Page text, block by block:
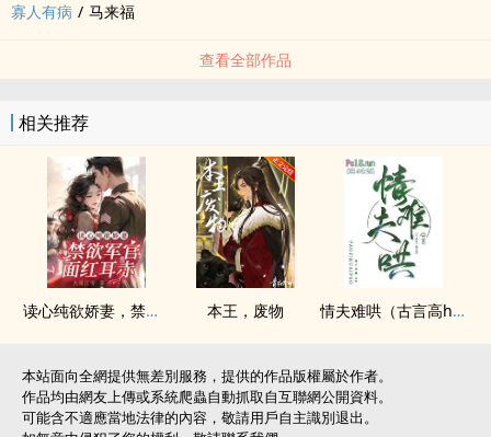
寡人有病 / 马来福
查看全部作品
相关推荐
读心纯欲娇妻，禁欲军官面红耳赤 本王，废物 情夫难哄（古言​‌高​h‌‍ 伪出轨 1v2）
本站面向全網提供無差別服務，提供的作品版權屬於作者。
作品均由網友上傳或系統爬蟲自動抓取自互聯網公開資料。
可能含不適應當地法律的內容，敬請用戶自主識別退出。